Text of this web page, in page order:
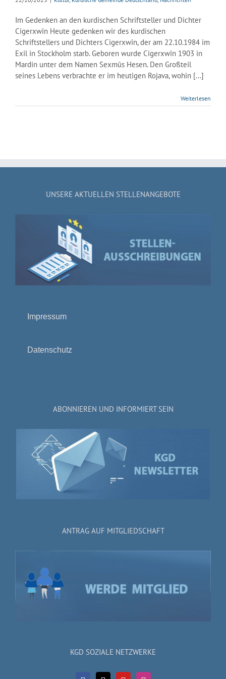
Im Gedenken an den kurdischen Schriftsteller und Dichter
Cigerxwîn Heute gedenken wir des kurdischen
Schriftstellers und Dichters Cigerxwîn, der am 22.10.1984 im
Exil in Stockholm starb. Geboren wurde Cigerxwîn 1903 in
Mardin unter dem Namen Sexmûs Hesen. Den Großteil
seines Lebens verbrachte er im heutigen Rojava, wohin [...]
Weiterlesen
UNSERE AKTUELLEN STELLENANGEBOTE
Impressum
Datenschutz
ABONNIEREN UND INFORMIERT SEIN
ANTRAG AUF MITGLIEDSCHAFT
KGD SOZIALE NETZWERKE